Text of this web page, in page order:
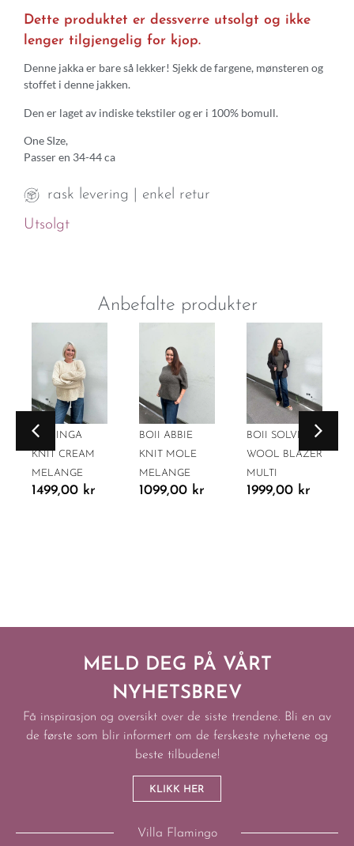
Dette produktet er dessverre utsolgt og ikke
lenger tilgjengelig for kjop.
Denne jakka er bare så lekker! Sjekk de fargene, mønsteren og
stoffet i denne jakken.
Den er laget av indiske tekstiler og er i 100% bomull.
One SIze,
Passer en 34-44 ca
rask levering | enkel retur
Utsolgt
Anbefalte produkter
BOII INGA
KNIT CREAM
MELANGE
1499,00 kr
BOII ABBIE
KNIT MOLE
MELANGE
1099,00 kr
BOII SOLVEJ
WOOL BLAZER
MULTI
1999,00 kr
MELD DEG PÅ VÅRT
NYHETSBREV
Få inspirasjon og oversikt over de siste trendene. Bli en av
de første som blir informert om de ferskeste nyhetene og
beste tilbudene!
KLIKK HER
Villa Flamingo